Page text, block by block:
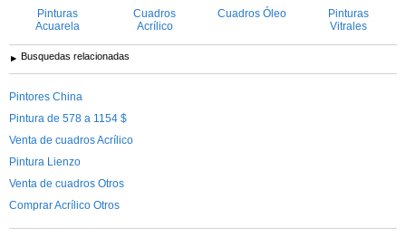
Pinturas
Acuarela
Cuadros
Acrílico
Cuadros Óleo
Pinturas
Vitrales
Busquedas relacionadas
Pintores China
Pintura de 578 a 1154 $
Venta de cuadros Acrílico
Pintura Lienzo
Venta de cuadros Otros
Comprar Acrílico Otros